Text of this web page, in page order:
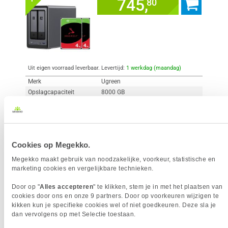
Cookies op Megekko.
Megekko maakt gebruik van noodzakelijke, voorkeur, statistische en
marketing cookies en vergelijkbare technieken.
Door op "Alles accepteren" te klikken, stem je in met het plaatsen van
cookies door ons en onze 9 partners. Door op voorkeuren wijzigen te
kikken kun je specifieke cookies wel of niet goedkeuren. Deze sla je
dan vervolgens op met Selectie toestaan.
745,80
Uit eigen voorraad leverbaar. Levertijd: 1 werkdag (maandag)
Merk
Ugreen
Opslagcapaciteit
8000 GB
NAS Starterkit UGREEN DH2300 +
2 768,-